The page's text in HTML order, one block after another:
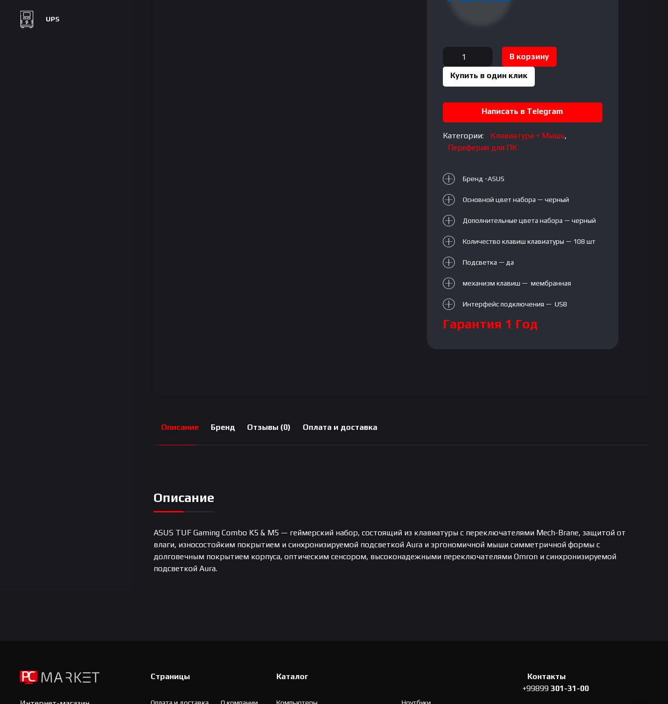
UPS
Количество
товара
Wired
Combo
COMBO
В корзину
Купить в один клик
Написать в Telegram
Категории: Клавиатура + Мышь,
Переферия для ПК
Бренд -ASUS
Основной цвет набора — черный
Дополнительные цвета набора — черный
Количество клавиш клавиатуры — 108 шт
Подсветка — да
механизм клавиш — мембранная
Интерфейс подключения — USB
Гарантия 1 Год
Описание Бренд Отзывы (0) Оплата и доставка
Описание
ASUS TUF Gaming Combo K5 & M5 — геймерский набор, состоящий из клавиатуры с переключателями Mech-Brane, защитой от
влаги, износостойким покрытием и синхронизируемой подсветкой Aura и эргономичной мыши симметричной формы с
долговечным покрытием корпуса, оптическим сенсором, высоконадежными переключателями Omron и синхронизируемой
подсветкой Aura.
Страницы Каталог
Контакты
+99899 301-31-00